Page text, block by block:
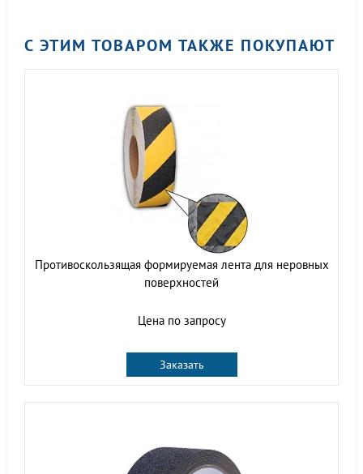
С ЭТИМ ТОВАРОМ ТАКЖЕ ПОКУПАЮТ
Противоскользящая формируемая лента для неровных
поверхностей
Цена по запросу
Заказать